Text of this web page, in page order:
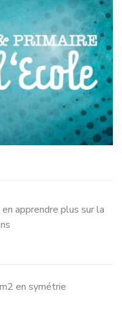
apprendre plus sur la
en symétrie